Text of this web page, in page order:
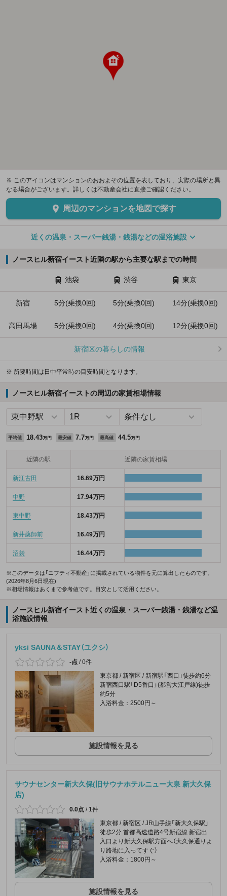
※ このアイコンはマンションのおおよその位置を表しており、実際の場所と異
なる場合がございます。詳しくは不動産会社に直接ご確認ください。
周辺のマンションを地図で探す
近くの温泉・スーパー銭湯・銭湯などの温浴施設
ノースヒル新宿イースト近隣の駅から主要な駅までの時間
池袋 渋谷 東京
新宿 5分(乗換0回) 5分(乗換0回) 14分(乗換0回)
高田馬場 5分(乗換0回) 4分(乗換0回) 12分(乗換0回)
新宿区の暮らしの情報
※ 所要時間は日中平常時の目安時間となります。
ノースヒル新宿イーストの周辺の家賃相場情報
平均値 18.43万円 最安値 7.7万円 最高値 44.5万円
近隣の駅 近隣の家賃相場
新江古田 16.69万円
中野 17.94万円
東中野 18.43万円
新井薬師前 16.49万円
沼袋 16.44万円
※このデータは「ニフティ不動産」に掲載されている物件を元に算出したものです。
(2026年8月6日現在)
※相場情報はあくまで参考値です。目安として活用ください。
ノースヒル新宿イースト近くの温泉・スーパー銭湯・銭湯など温
浴施設情報
yksi SAUNA＆STAY（ユクシ）
-点 /0件
東京都 / 新宿区 / 新宿駅「西口」徒歩約6分
新宿西口駅「D5番口」(都営大江戸線)徒歩
約5分
入浴料金：2500円～
施設情報を見る
サウナセンター新大久保(旧サウナホテルニュー大泉 新大久保
店)
0.0点 / 1件
東京都 / 新宿区 / JR山手線「新大久保駅」
徒歩2分 首都高速道路4号新宿線 新宿出
入口より新大久保駅方面へ（大久保通りよ
り路地に入ってすぐ）
入浴料金：1800円～
施設情報を見る